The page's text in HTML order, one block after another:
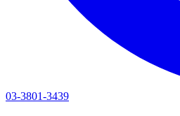
03-3801-3439